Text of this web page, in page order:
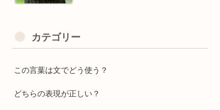
カテゴリー
この言葉は文でどう使う？
どちらの表現が正しい？